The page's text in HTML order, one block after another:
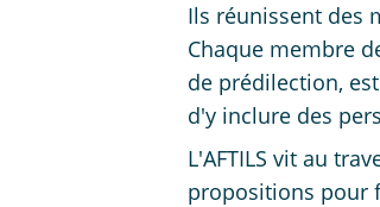
Ils réunissent des
Chaque membre
de prédilection,
d'y inclure des
L'AFTILS vit au
propositions pour